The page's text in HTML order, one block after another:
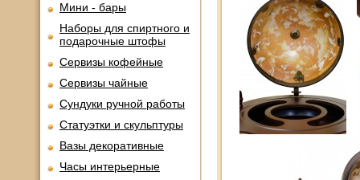
Мини - бары
Наборы для спиртного и
подарочные штофы
Сервизы кофейные
Сервизы чайные
Сундуки ручной работы
Статуэтки и скульптуры
Вазы декоративные
Часы интерьерные